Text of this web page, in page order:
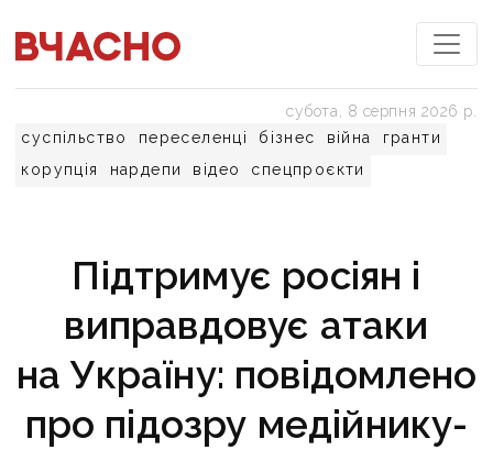
суспільство переселенці бізнес війна
гранти
корупція
нардепи відео спецпроєкти
субота, 8 серпня 2026 р.
Підтримує росіян і
виправдовує атаки
на Україну: повідомлено
про підозру медійнику-